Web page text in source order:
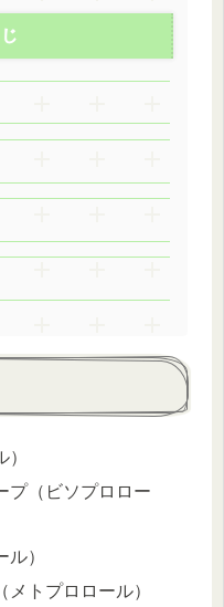
プ（ビソプロロー
）
トプロロール）